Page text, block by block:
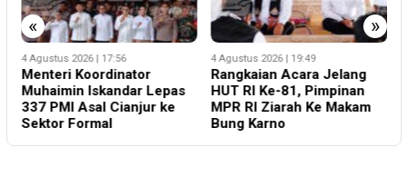
« »
4 Agustus 2026 | 19:49
Rangkaian Acara Jelang
HUT RI Ke-81, Pimpinan
MPR RI Ziarah Ke Makam
Bung Karno
7 Agustus 2026 | 16:23
19 Siswa Sakit Bersamaan,
Wartawan Sempat
Terhalang Masuk ke Ruang
UGD